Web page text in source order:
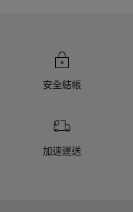
安全結帳
加速運送